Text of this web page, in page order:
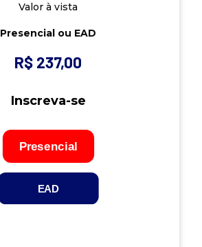
Valor à vista
Presencial ou EAD
R$ 237,00
Inscreva-se
Presencial
EAD